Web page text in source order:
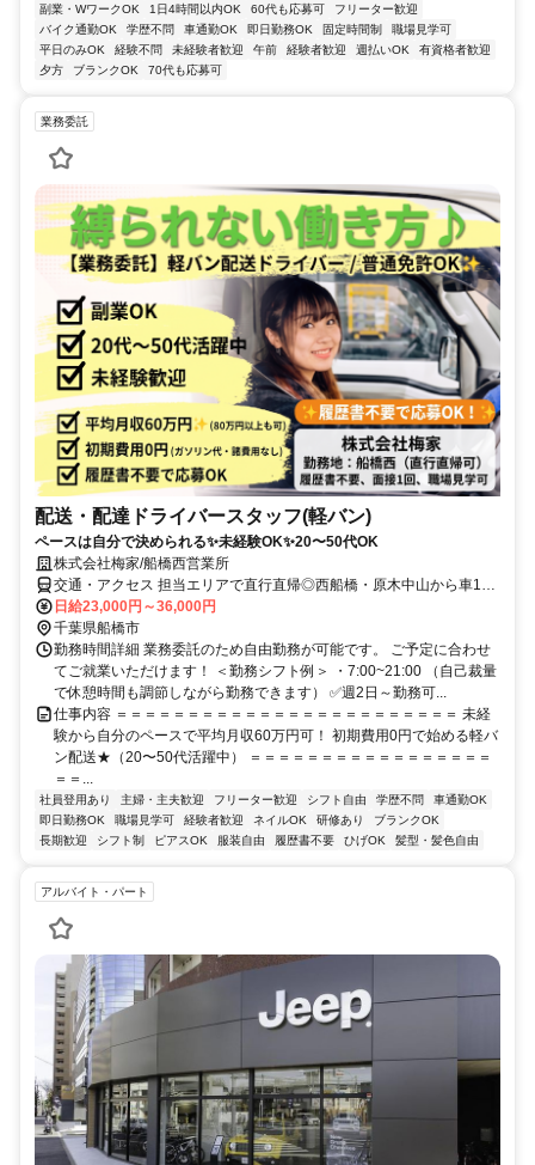
副業・WワークOK 1日4時間以内OK 60代も応募可
フリーター歓迎
バイク通勤OK
学歴不問 車通勤OK 即日勤務OK 固定時間制
職場見学可
平日のみOK
経験不問 未経験者歓迎 午前 経験者歓迎 週払いOK
有資格者歓迎
夕方
ブランクOK 70代も応募可
業務委託
配送・配達ドライバースタッフ(軽バン)
ペースは自分で決められる✨未経験OK✨20〜50代OK
株式会社梅家/船橋西営業所
交通・アクセス 担当エリアで直行直帰◎西船橋・原木中山から車10
分前後、船橋・行徳・本八幡から車15〜20分。
日給23,000円～36,000円
千葉県船橋市
勤務時間詳細 業務委託のため自由勤務が可能です。 ご予定に合わせ
てご就業いただけます！ ＜勤務シフト例＞ ・7:00~21:00 （自己裁量
で休憩時間も調節しながら勤務できます） ✅週2日～勤務可...
仕事内容 ＝＝＝＝＝＝＝＝＝＝＝＝＝＝＝＝＝＝＝＝＝＝＝＝ 未経
験から自分のペースで平均月収60万円可！ 初期費用0円で始める軽バ
ン配送★（20〜50代活躍中） ＝＝＝＝＝＝＝＝＝＝＝＝＝＝＝＝＝
＝＝...
社員登用あり 主婦・主夫歓迎 フリーター歓迎 シフト自由 学歴不問
車通勤OK
即日勤務OK
職場見学可 経験者歓迎 ネイルOK 研修あり
ブランクOK
長期歓迎
シフト制 ピアスOK 服装自由 履歴書不要 ひげOK 髪型・髪色自由
アルバイト・パート